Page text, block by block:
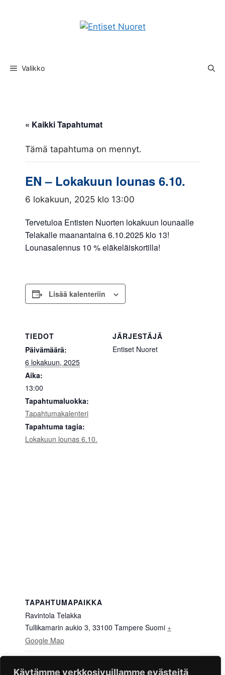
Käytämme verkkosivuillamme evästeitä
Valikko
« Kaikki Tapahtumat
Tämä tapahtuma on mennyt.
EN – Lokakuun lounas 6.10.
6 lokakuun, 2025 klo 13:00
Tervetuloa Entisten Nuorten lokakuun lounaalle
Telakalle maanantaina 6.10.2025 klo 13!
Lounasalennus 10 % eläkeläiskortilla!
Lisää kalenteriin
TIEDOT
Päivämäärä:
6 lokakuun, 2025
Aika:
13:00
Tapahtumaluokka:
Tapahtumakalenteri
Tapahtuma tagia:
Lokakuun lounas 6.10.
JÄRJESTÄJÄ
Entiset Nuoret
TAPAHTUMAPAIKKA
Ravintola Telakka
Tullikamarin aukio 3, 33100 Tampere Suomi +
Google Map